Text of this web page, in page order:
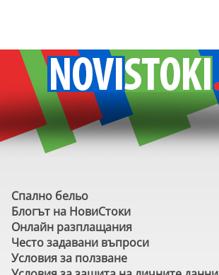
Спално бельо
Блогът на НовиСтоки
Онлайн разплащания
Често задавани въпроси
Условия за ползване